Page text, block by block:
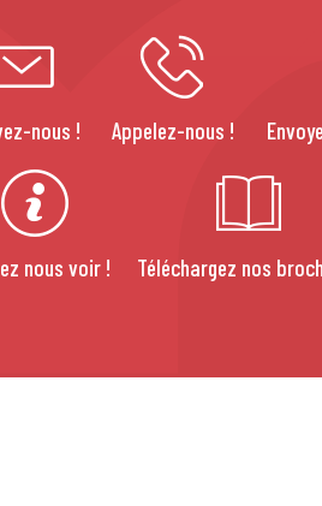
nous ! Appelez-nous !
nous voir ! Téléchargez nos